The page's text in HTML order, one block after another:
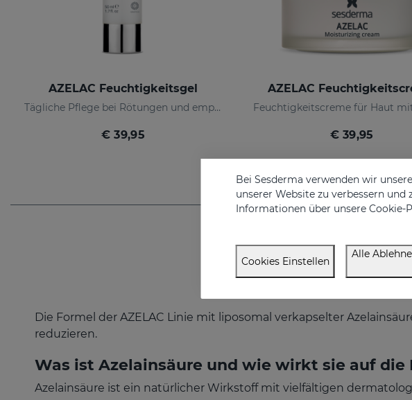
AZELAC Feuchtigkeitsgel
Tägliche Pflege bei Rötungen und empfindlicher Haut
€ 39,95
AZELAC
€ 39,95
Die Formel der AZELAC Linie mit liposomal verkapselter
reduzieren.
Was ist Azelainsäure und wie wirkt sie auf die
Azelainsäure ist ein natürlicher Wirkstoff mit vielfältigen
Bei Sesderma verwenden wir
unserer Website zu verbessern und
Informationen über unsere Cookie-
Cookies Einstellen
Alle